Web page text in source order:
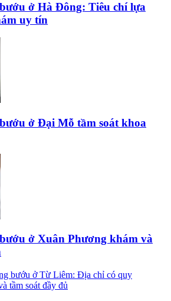
ở Hà Đông: Tiêu chí lựa
uy tín
ở Đại Mỗ tầm soát khoa
ở Xuân Phương khám và